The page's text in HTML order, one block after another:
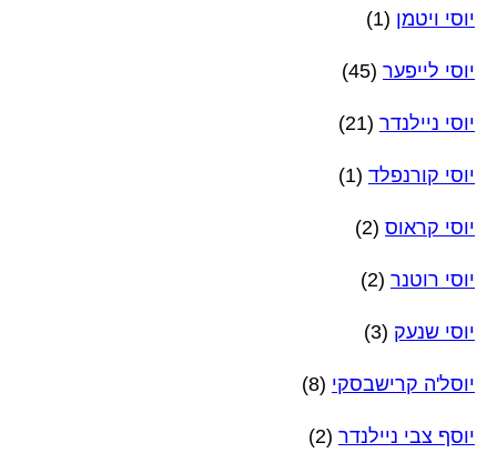
יוסי ויטמן (1)
יוסי לייפער (45)
יוסי ניילנדר (21)
יוסי קורנפלד (1)
יוסי קראוס (2)
יוסי רוטנר (2)
יוסי שנעק (3)
יוסל'ה קרישבסקי (8)
יוסף צבי ניילנדר (2)